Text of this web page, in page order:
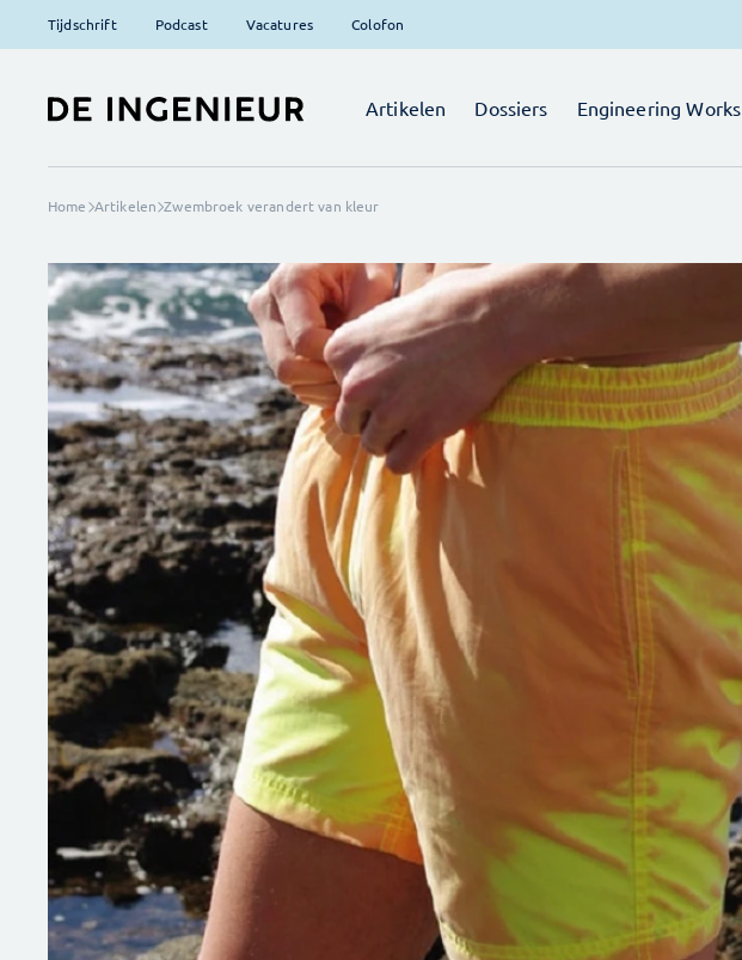
Tijdschrift Podcast Vacatures Colofon
Artikelen Dossiers Engineering Works
Home Artikelen Zwembroek verandert van kleur